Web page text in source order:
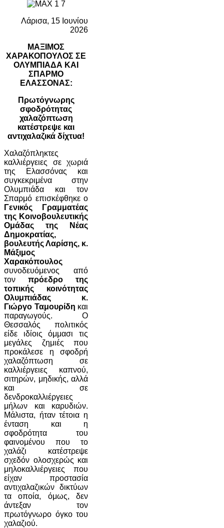
Λάρισα, 15 Ιουνίου
2026
ΜΑΞΙΜΟΣ
ΧΑΡΑΚΟΠΟΥΛΟΣ ΣΕ
ΟΛΥΜΠΙΑΔΑ ΚΑΙ
ΣΠΑΡΜΟ
ΕΛΑΣΣΟΝΑΣ:
Πρωτόγνωρης
σφοδρότητας
χαλαζόπτωση
κατέστρεψε και
αντιχαλαζικά δίχτυα!
Χαλαζόπληκτες
καλλιέργειες σε χωριά
της Ελασσόνας και
συγκεκριμένα στην
Ολυμπιάδα και τον
Σπαρμό επισκέφθηκε ο
Γενικός Γραμματέας
της Κοινοβουλευτικής
Ομάδας της Νέας
Δημοκρατίας,
βουλευτής Λαρίσης, κ.
Μάξιμος
Χαρακόπουλος
συνοδευόμενος από
τονπρόεδρο της
τοπικής κοινότητας
Ολυμπιάδας κ.
Γιώργο Ταμουρίδη και
παραγωγούς. Ο
Θεσσαλός πολιτικός
είδε ιδίοις όμμασι τις
μεγάλες ζημιές που
προκάλεσε η σφοδρή
χαλαζόπτωση σε
καλλιέργειες καπνού,
σιτηρών, μηδικής, αλλά
και σε
δενδροκαλλιέργειες
μήλων και καρυδιών.
Μάλιστα, ήταν τέτοια η
ένταση και η
σφοδρότητα του
φαινομένου που το
χαλάζι κατέστρεψε
σχεδόν ολοσχερώς και
μηλοκαλλιέργειες που
είχαν προστασία
αντιχαλαζικών δικτύων
τα οποία, όμως, δεν
άντεξαν τον
πρωτόγνωρο όγκο του
χαλαζιού.